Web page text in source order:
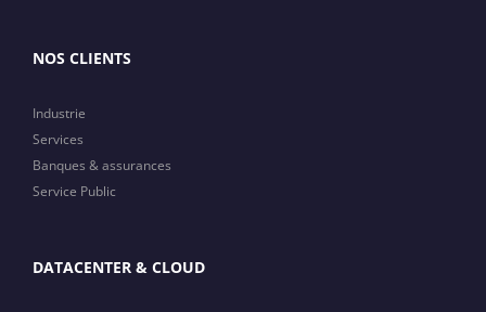
NOS CLIENTS
Industrie
Services
Banques & assurances
Service Public
DATACENTER & CLOUD